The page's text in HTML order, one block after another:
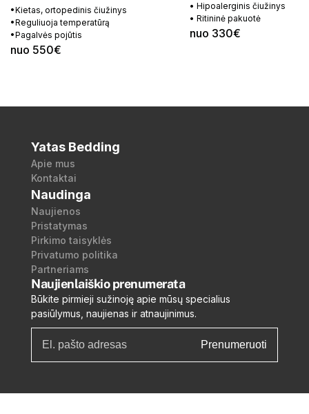
•Kietas, ortopedinis čiužinys
•Reguliuoja temperatūrą
•Pagalvės pojūtis
nuo 550€
• Hipoalerginis čiužinys
• Ritininė pakuotė
nuo 330€
Naujienlaiškio prenumerata
Būkite pirmieji sužinoję apie mūsų specialius
pasiūlymus, naujienas ir atnaujinimus.
Prenumeruoti
Yatas Bedding
Apie mus
Kontaktai
Naudinga
Naujienos
Pristatymas
Pirkimo taisyklės
Privatumo politika
Partneriams